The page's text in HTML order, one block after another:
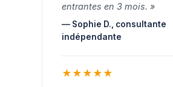
entrantes en 3 mois. »
— Sophie D., consultante
indépendante
★ ★ ★ ★ ★